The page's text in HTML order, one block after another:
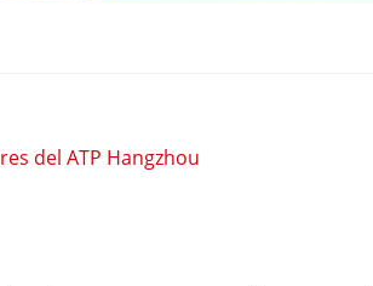
del ATP Hangzhou